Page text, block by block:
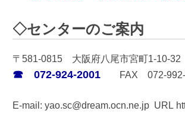
◇センターのご案内
〒581-0815 大阪府八尾市宮町1-10-32
☎ 072-924-2001 FAX 072-992-
E-mail: yao.sc@dream.ocn.ne.jp URL